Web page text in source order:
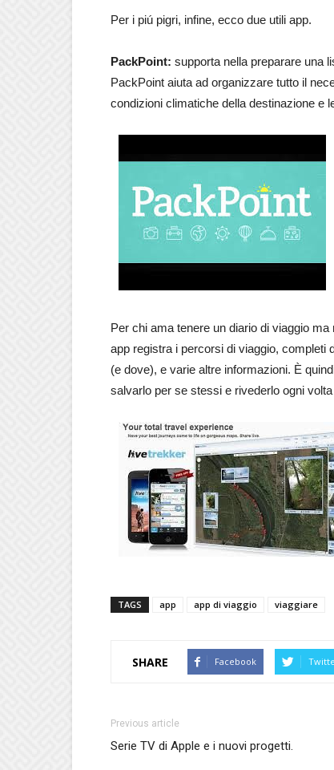
Per i piú pigri, infine, ecco due utili app.
PackPoint: supporta nella preparare una
PackPoint aiuta ad organizzare tutto il
condizioni climatiche della destinazione e
Per chi ama tenere un diario di viaggio
app registra i percorsi di viaggio, completi
(e dove), e varie altre informazioni. È
salvarlo per se stessi e rivederlo ogni
TAGS app app di viaggio viaggiare
SHARE Facebook
Previous article
Serie TV di Apple e i nuovi progetti.